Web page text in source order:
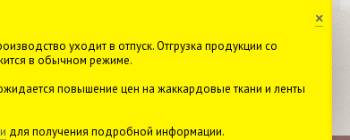
8 (49643) 77-147
Звонки с 08:00 до 16:30
уходит в отпуск. Отгрузка продукции со
в обычном режиме.
повышение цен на жаккардовые ткани и ленты
для получения подробной информации.
×